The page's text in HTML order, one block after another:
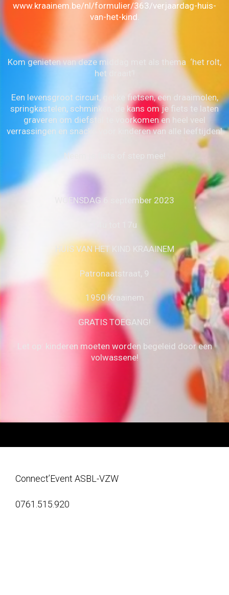
www.kraainem.be/nl/formulier/363/verjaardag-huis-
van-het-kind.
Kom genieten van deze middag met als thema ‘het rolt,
het draait’!
Een levensgroot circuit, gekke fietsen, een draaimolen,
springkastelen, schminken, de kans om je fiets te laten
graveren om diefstal te voorkomen en heel veel
verrassingen en snacks voor kinderen van alle leeftijden!
Neem je fiets of step mee!
WOENSDAG 6 september 2023
14u tot 17u
HUIS VAN HET KIND KRAAINEM
Patronaatstraat, 9
1950 Kraainem
GRATIS TOEGANG!
Let op: kinderen moeten worden begeleid door een
volwassene!
Connect’Event ASBL-VZW
0761.515.920